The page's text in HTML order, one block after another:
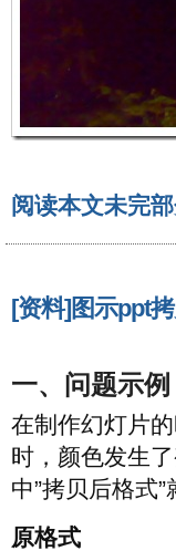
阅读本文未完
[资料]图示ppt
一、问题示例
在制作幻灯片
时，颜色发生
中”拷贝后格式”
原格式